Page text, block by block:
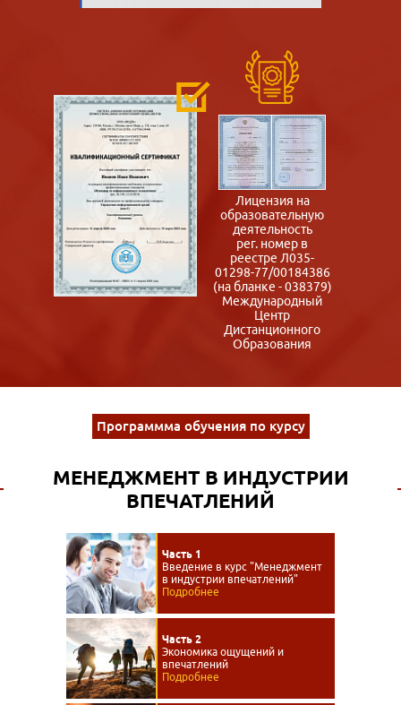
Лицензия на
образовательную
деятельность
рег. номер в
реестре Л035-
01298-77/00184386
(на бланке - 038379)
Международный
Центр
Дистанционного
Образования
Программма обучения по курсу
МЕНЕДЖМЕНТ В ИНДУСТРИИ
ВПЕЧАТЛЕНИЙ
Часть 1
Введение в курс "Менеджмент
в индустрии впечатлений"
Подробнее
Часть 2
Экономика ощущений и
впечатлений
Подробнее